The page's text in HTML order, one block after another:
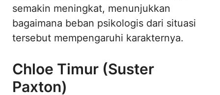
semakin meningkat, menunjukkan
bagaimana beban psikologis dari situasi
tersebut mempengaruhi karakternya.
Chloe Timur (Suster
Paxton)